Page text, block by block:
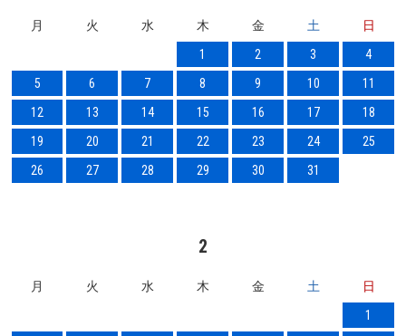
月 火 水 木 金 土
日
1
2 3
4
5
6 7 8 9 10
11
12
13 14 15 16 17
18
19
20 21 22 23 24
25
26
27 28 29 30 31
2
月 火 水 木 金 土
日
1